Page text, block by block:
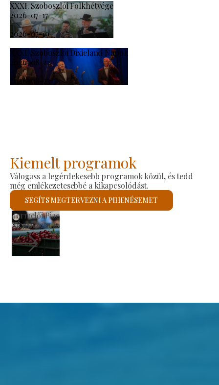
XXXI. Szoboszlói Folkhétvége
2026-07-17
-
2026-07-19
XXXI. Szoboszlói Dixieland Napok
2026-08-21
-
2026-08-23
Kiemelt programok
Válogass a legérdekesebb programok közül, és tedd
még emlékezetesebbé a kikapcsolódást.
SEGÍTS MEGTERVEZNI A PIHENÉSEMET
Szent László Római Katolikus Templom
Megnézem